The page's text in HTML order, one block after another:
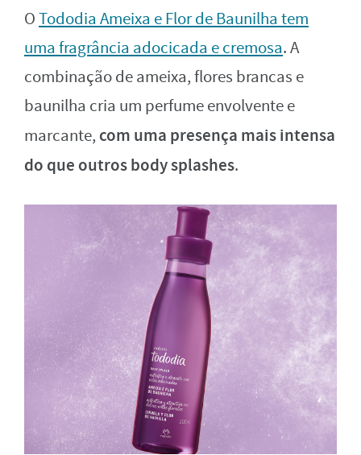
OTododia Ameixa e Flor de Baunilha tem
uma fragrância adocicada e cremosa. A
combinação de ameixa, flores brancas e
baunilha cria um perfume envolvente e
marcante, com uma presença mais intensa
do que outros body splashes.